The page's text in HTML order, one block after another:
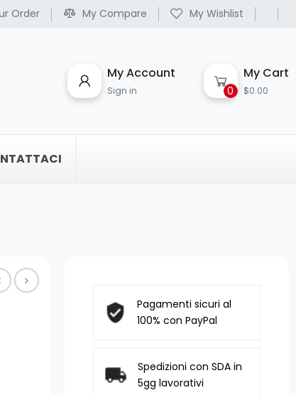
Order My Compare My Wishlist
My Account
Sign in 0
My Cart
$0.00
Pagamenti sicuri al
100% con PayPal
Spedizioni con SDA in
5gg lavorativi